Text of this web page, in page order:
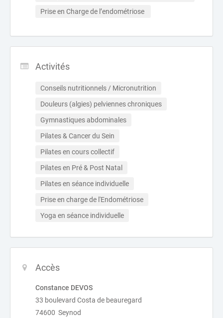
Prise en Charge de l’endométriose
Activités
Conseils nutritionnels / Micronutrition
Douleurs (algies) pelviennes chroniques
Gymnastiques abdominales
Pilates & Cancer du Sein
Pilates en cours collectif
Pilates en Pré & Post Natal
Pilates en séance individuelle
Prise en charge de l'Endométriose
Yoga en séance individuelle
Accès
Constance DEVOS
33 boulevard Costa de beauregard
74600 Seynod